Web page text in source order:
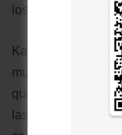
los enfermos y el
Katherine Cuéllar,
municipio de Santa
que en dicha urbe,
las pruebas